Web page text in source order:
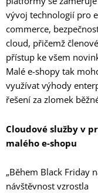
vývoj technologií pro
commerce,
cloud, přičemž
přístup ke všem
Malé e-shopy tak
využívat výhody
řešení za zlomek
Cloudové služby v
malého e-shopu
„Během Black Friday
návštěvnost vzrostla